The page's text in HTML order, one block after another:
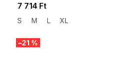
7 714 Ft
S M L XL
–21 %